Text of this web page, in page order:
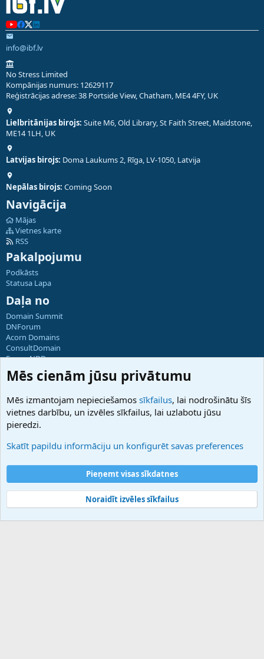
info@ibf.lv
No Stress Limited
Kompānijas numurs: 12629117
Reģistrācijas adrese: 38 Portside View, Chatham, ME4 4FY, UK
Lielbritānijas birojs: Suite M6, Old Library, St Faith Street, Maidstone,
ME14 1LH, UK
Latvijas birojs: Doma Laukums 2, Rīga, LV-1050, Latvija
Nepālas birojs: Coming Soon
Navigācija
Mājas
Vietnes karte
RSS
Pakalpojumu
Podkāsts
Statusa Lapa
Daļa no
Domain Summit
DNForum
Acorn Domains
ConsultDomain
ForumNDD
Domainforum.ro
27.be
Hostmaria
Atbalsts
Palīdzība
Noteikumi un nosacījumi
Privātuma politika
Community platform by XenForo® © 2010-2025 XenForo Ltd.
Mēs cienām jūsu privātumu
Mēs izmantojam nepieciešamos sīkfailus, lai nodrošinātu šīs
vietnes darbību, un izvēles sīkfailus, lai uzlabotu jūsu
pieredzi.
Skatīt papildu informāciju un konfigurēt savas preferences
Pieņemt visas sīkdatnes
Noraidīt izvēles sīkfailus